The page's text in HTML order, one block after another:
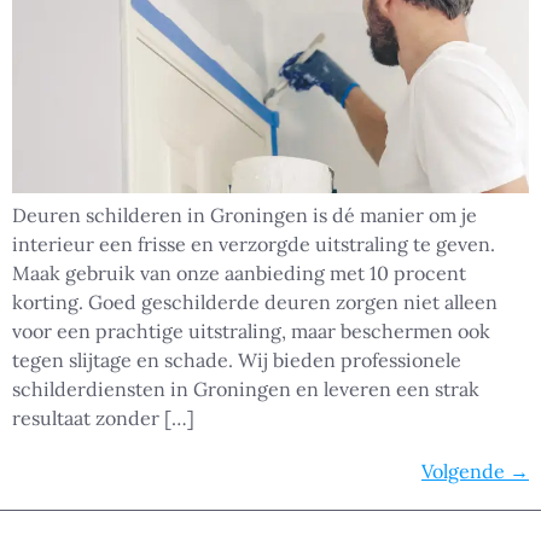
Deuren schilderen in Groningen is dé manier om je
interieur een frisse en verzorgde uitstraling te geven.
Maak gebruik van onze aanbieding met 10 procent
korting. Goed geschilderde deuren zorgen niet alleen
voor een prachtige uitstraling, maar beschermen ook
tegen slijtage en schade. Wij bieden professionele
schilderdiensten in Groningen en leveren een strak
resultaat zonder […]
Volgende →